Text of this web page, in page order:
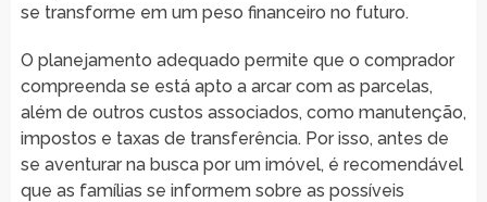
se transforme em um peso financeiro no futuro.
O planejamento adequado permite que o comprador
compreenda se está apto a arcar com as parcelas,
além de outros custos associados, como manutenção,
impostos e taxas de transferência. Por isso, antes de
se aventurar na busca por um imóvel, é recomendável
que as famílias se informem sobre as possíveis